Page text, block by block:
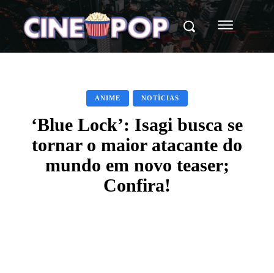
ANIME NOTÍCIAS
‘Blue Lock’: Isagi busca se
tornar o maior atacante do
mundo em novo teaser;
Confira!